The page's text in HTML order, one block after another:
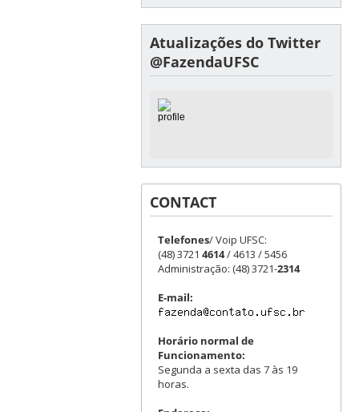
Atualizações do Twitter
@FazendaUFSC
CONTACT
Telefones/ Voip UFSC:
(48) 3721 4614/ 4613 / 5456
Administração: (48) 3721-2314
E-mail:
Horário normal de
Funcionamento:
Segunda a sexta das 7 às 19
horas.